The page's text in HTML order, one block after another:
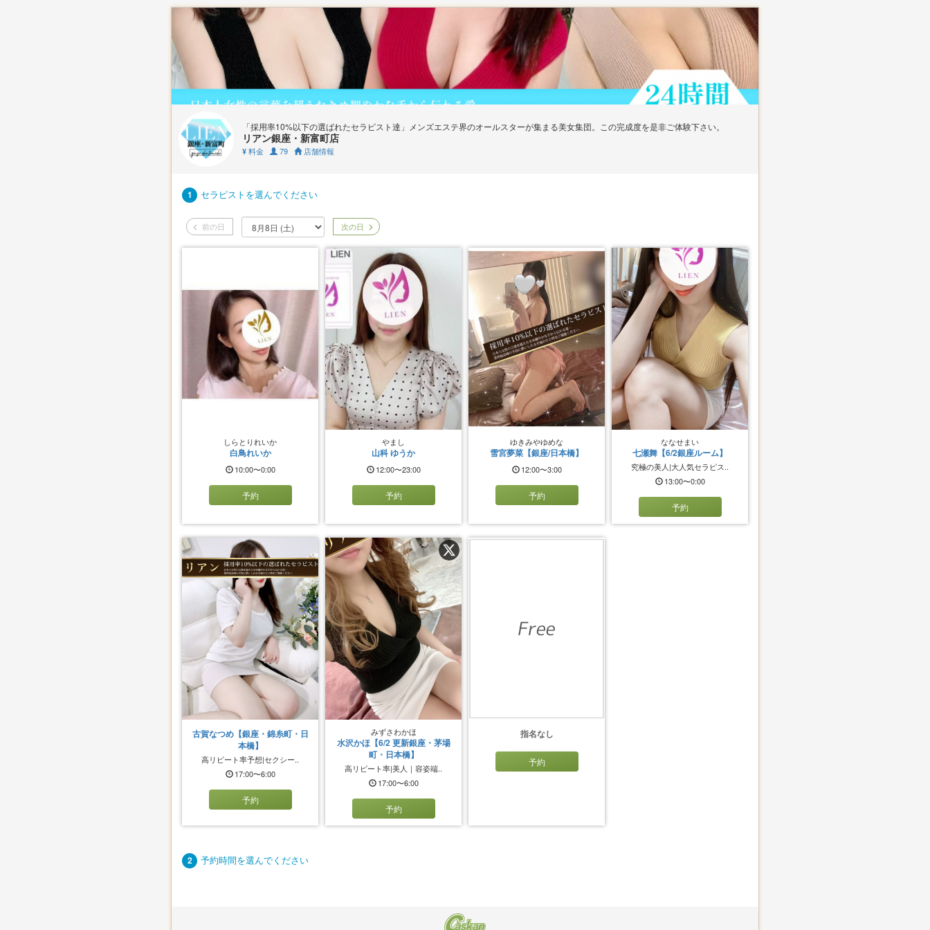
「採用率10%以下の選ばれたセラピスト達」メンズエステ界のオールスターが集まる美女集団。この完成度を是非ご体験下さい。
リアン銀座・新富町店
¥ 料金 79 店舗情報
1 セラピストを選んでください
前の日 次の日
しらとりれいか
白鳥れいか
10:00〜0:00
予約
やまし
山科 ゆうか
12:00〜23:00
予約
ゆきみやゆめな
雪宮夢菜【銀座/日本橋】
12:00〜3:00
予約
ななせまい
七瀬舞【6/2銀座ルーム】
究極の美人|大人気セラピス..
13:00〜0:00
予約
古賀なつめ【銀座・錦糸町・日
本橋】
高リピート率予想|セクシー..
17:00〜6:00
予約
みずさわかほ
水沢かほ【6/2 更新銀座・茅場
町・日本橋】
高リピート率|美人｜容姿端..
17:00〜6:00
予約
指名なし
予約
2 予約時間を選んでください